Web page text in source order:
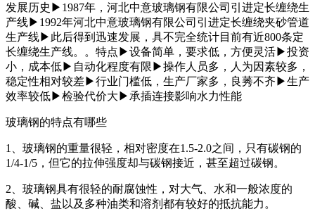
发展历史▶1987年，河北中意玻璃钢有限公司引进定长缠绕生
产线▶1992年河北中意玻璃钢有限公司引进定长缠绕夹砂管道
生产线▶此后得到迅速发展，具不完全统计目前有近800条定
长缠绕生产线。。特点▶设备简单，要求低，方便灵活▶投资
小，成本低▶自动化程度有限▶操作人员多，人为因素较多，
稳定性相对较差▶行业门槛低，生产厂家多，良莠不齐▶生产
效率较低▶检验代价大▶承插连接影响水力性能
玻璃钢的特点有哪些
1、玻璃钢的重量很轻，相对密度在1.5-2.0之间，只有碳钢的
1/4-1/5，但它的拉伸强度却与碳钢接近，甚至超过碳钢。
2、玻璃钢具有很轻的耐腐蚀性，对大气、水和一般浓度的
酸、碱、盐以及多种油类和溶剂都有较好的抵抗能力。